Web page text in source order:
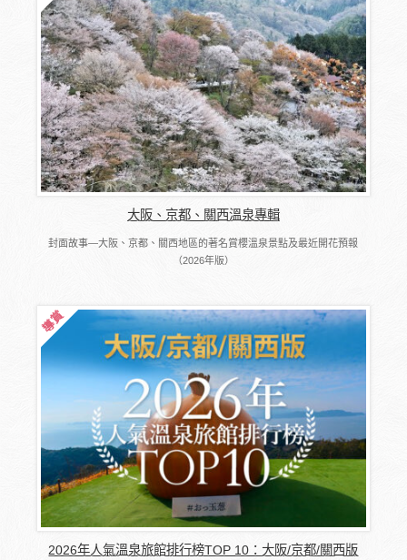
大阪、京都、關西溫泉專輯
封面故事―大阪、京都、關西地區的著名賞櫻溫泉景點及最近開花預報
（2026年版）
2026年人氣溫泉旅館排行榜TOP 10：大阪/京都/關西版